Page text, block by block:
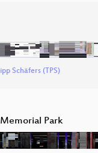
Schäfers (TPS)
Park